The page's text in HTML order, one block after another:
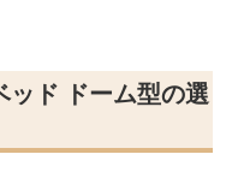
ッド ドーム型の選